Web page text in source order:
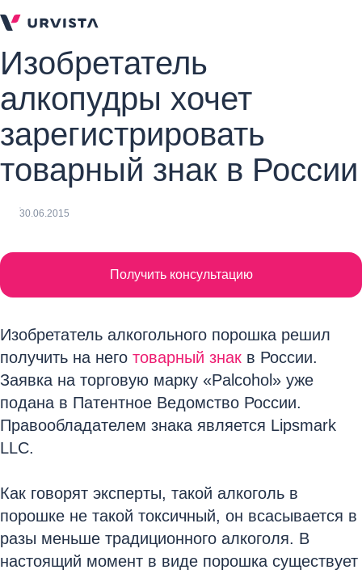
Изобретатель
алкопудры хочет
зарегистрировать
товарный знак в России
30.06.2015
Получить консультацию
Изобретатель алкогольного порошка решил
получить на него товарный знак в России.
Заявка на торговую марку «Palcohol» уже
подана в Патентное Ведомство России.
Правообладателем знака является Lipsmark
LLC.
Как говорят эксперты, такой алкоголь в
порошке не такой токсичный, он всасывается в
разы меньше традиционного алкоголя. В
настоящий момент в виде порошка существует